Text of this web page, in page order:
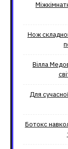
Нож
Вілла
Для
Ботокс